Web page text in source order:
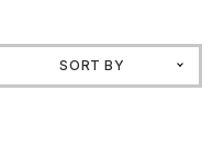
SORT BY